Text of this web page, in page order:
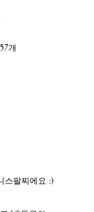
개
스팔찌에요 :)